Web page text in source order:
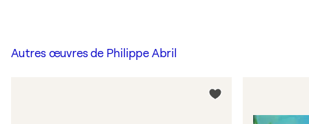
Autres œuvres de Philippe Abril